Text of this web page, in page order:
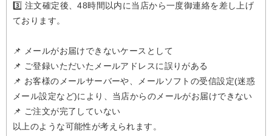
3️⃣ 注文確定後、48時間以内に当店から一度御連絡を差し上げ
ております。
📌 メールがお届けできないケースとして
📌 ご登録いただいたメールアドレスに誤りがある
📌 お客様のメールサーバーや、メールソフトの受信設定(迷惑
メール設定など)により、当店からのメールがお届けできない
📌 ご注文が完了していない
以上のような可能性が考えられます。